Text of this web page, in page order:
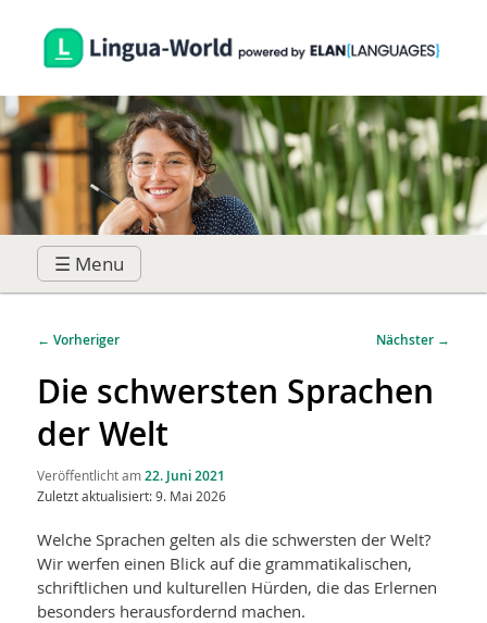
☰ Menu
Inhalt
springen
Inhalt
springen
Beitragsnavigation
← Vorheriger Nächster →
Die schwersten Sprachen
der Welt
Veröffentlicht am22. Juni 2021
Zuletzt aktualisiert: 9. Mai 2026
Welche Sprachen gelten als die schwersten der Welt?
Wir werfen einen Blick auf die grammatikalischen,
schriftlichen und kulturellen Hürden, die das Erlernen
besonders herausfordernd machen.